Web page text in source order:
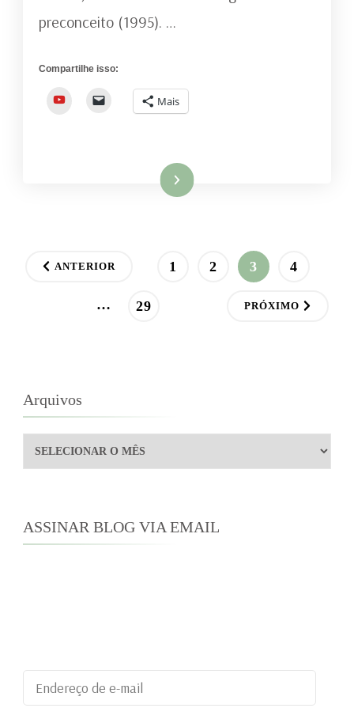
preconceito (1995). …
Compartilhe isso:
YouTube Mais
Ler mais
Paginação
ANTERIOR PÁGINA
1 PÁGINA
2 PÁGINA
3 PÁGINA
4
… PÁGINA
29 PRÓXIMO
Arquivos
Arquivos
ASSINAR BLOG VIA EMAIL
Endereço
de